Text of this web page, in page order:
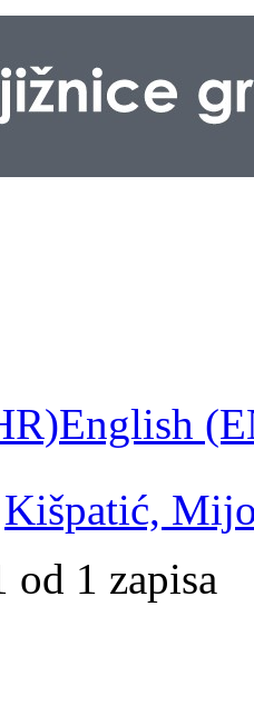
English
Kišpatić,
od 1 zapisa